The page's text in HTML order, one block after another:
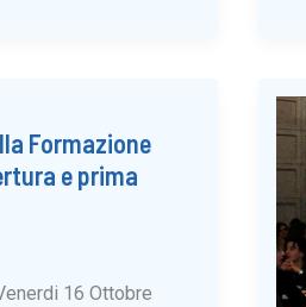
Formazione
e prima
16 Ottobre